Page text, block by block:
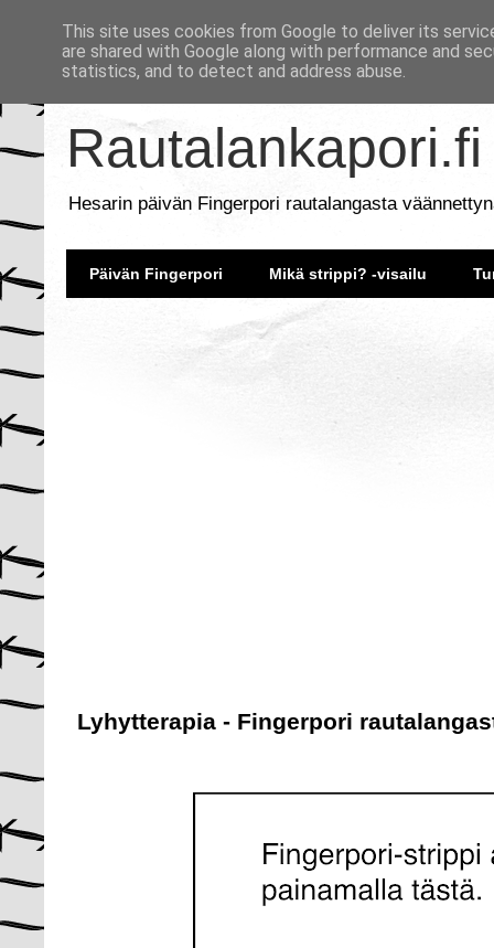
Rautalankapori.fi
Hesarin päivän Fingerpori rautalangasta
Päivän Fingerpori Mikä strippi? -visailu
Lyhytterapia - Fingerpori
This site uses cookies from Google to deliver its
are shared with Google along with performance and
statistics, and to detect and address abuse.